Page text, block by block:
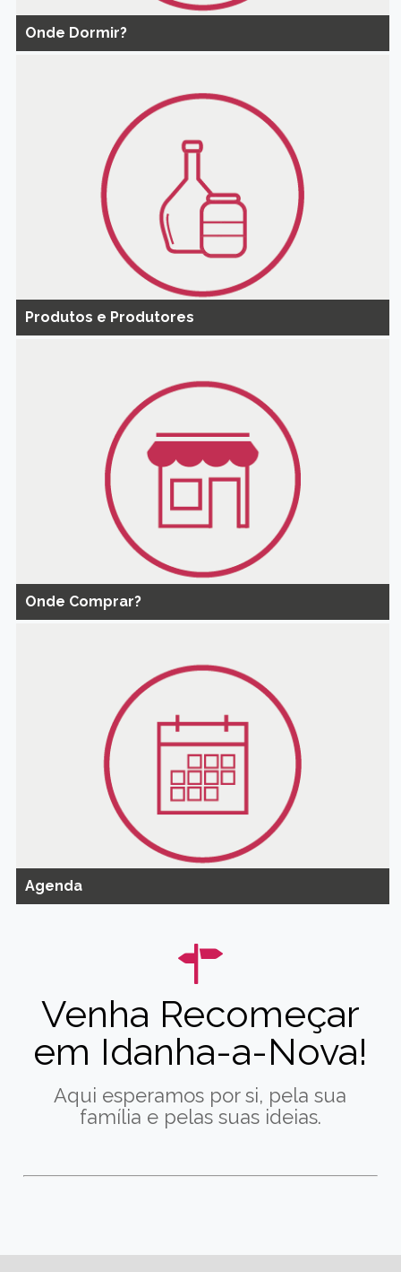
Onde Dormir?
Produtos e Produtores
Onde Comprar?
Agenda
Venha Recomeçar
em Idanha-a-Nova!
Aqui esperamos por si, pela sua
família e pelas suas ideias.